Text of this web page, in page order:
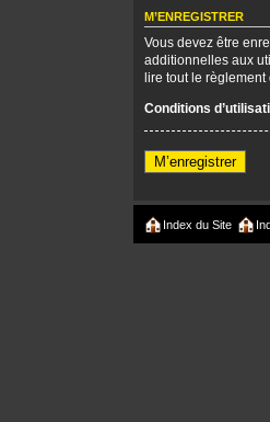
M’ENREGISTRER
Vous devez être
additionnelles aux
lire tout le règlement
Conditions
M’enregistrer
Index du Site